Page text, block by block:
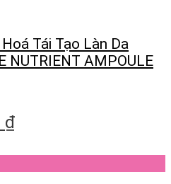
Tái Tạo Làn Da
NUTRIENT AMPOULE
₫